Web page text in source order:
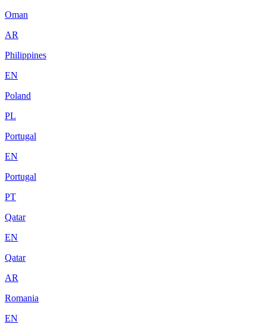
Oman
AR
Philippines
EN
Poland
PL
Portugal
EN
Portugal
PT
Qatar
EN
Qatar
AR
Romania
EN